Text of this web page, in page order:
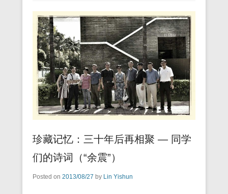
珍藏记忆：三十年后再相聚 — 同学
们的诗词（“余震”）
Posted on 2013/08/27 by Lin Yishun